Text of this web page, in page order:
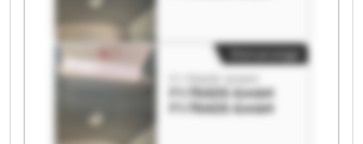
F1-TRADE-GmbH
F1-TRADE-GmbH
Kleinanzeige